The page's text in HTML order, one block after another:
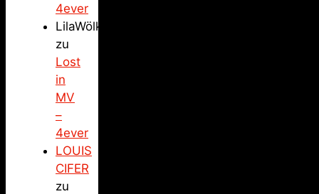
4ever
LilaWölkchen
zu
Lost
in
MV
–
4ever
LOUIS
CIFER
zu